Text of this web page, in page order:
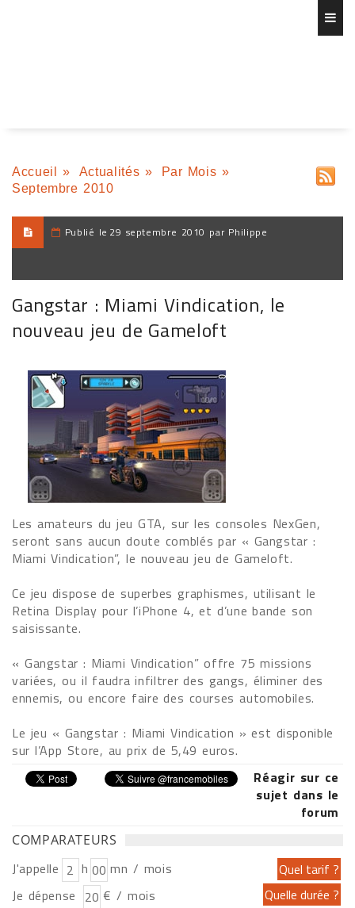
Accueil » Actualités » Par Mois »
Septembre 2010
Publié le 29 septembre 2010 par Philippe
Gangstar : Miami Vindication, le
nouveau jeu de Gameloft
Les amateurs du jeu GTA, sur les consoles NexGen,
seront sans aucun doute comblés par « Gangstar :
Miami Vindication”, le nouveau jeu de Gameloft.
Ce jeu dispose de superbes graphismes, utilisant le
Retina Display pour l’iPhone 4, et d’une bande son
saisissante.
« Gangstar : Miami Vindication” offre 75 missions
variées, ou il faudra infiltrer des gangs, éliminer des
ennemis, ou encore faire des courses automobiles.
Le jeu « Gangstar : Miami Vindication » est disponible
sur l’App Store, au prix de 5,49 euros.
Réagir sur ce
sujet dans le
forum
COMPARATEURS
J'appelle h
mn / mois
Je dépense
€ / mois